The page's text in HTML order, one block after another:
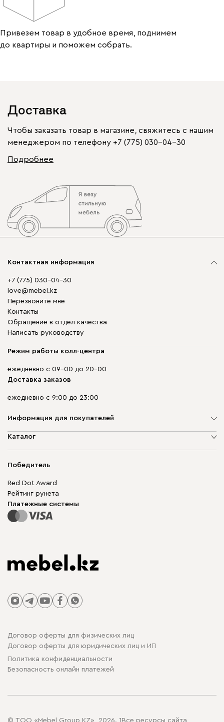
Привезем товар в удобное время, поднимем
до квартиры и поможем собрать.
Доставка
Чтобы заказать товар в магазине, свяжитесь с нашим
менеджером по телефону +7 (775) 030-04-30
Подробнее
Контактная информация
+7 (775) 030-04-30
love@mebel.kz
Перезвоните мне
Контакты
Обращение в отдел качества
Написать руководству
Режим работы колл-центра
ежедневно с 09-00 до 20-00
Доставка заказов
ежедневно с 9:00 до 23:00
Информация для покупателей
О компании
Гарантия
Для бизнеса
Карта сайта
Каталог
Корпусная мебель
Модульная мебель
Столы и стулья
Победитель
Red Dot Award
Рейтинг рунета
Платежные системы
Договор оферты для физических лиц
Договор оферты для юридических лиц и ИП
Политика конфиденциальности
Безопасность онлайн платежей
© ТОО «Mebel Group KZ», 2026. 1Все ресурсы сайта